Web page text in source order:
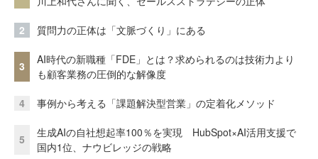
2 質問力の正体は「文脈づくり」にある
3
AI時代の新職種「FDE」とは？求められるのは技術力より
も顧客業務の圧倒的な解像度
4 事例から考える「課題解決型営業」の定着化メソッド
5
生成AIの自社想起率100％を実現 HubSpot×AI活用支援で
国内1位、ナウビレッジの戦略